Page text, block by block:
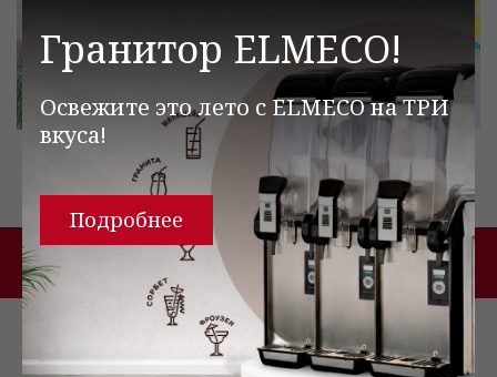
Для этого рецепта используют
Гранитор ELMECO!
Освежите это лето с ELMECO на ТРИ
вкуса!
Подробнее